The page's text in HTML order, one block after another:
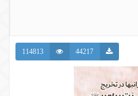
44217
114813